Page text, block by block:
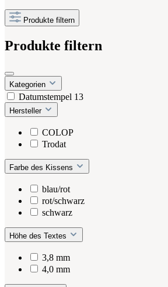
Produkte filtern
Produkte filtern
Kategorien
Datumstempel 13
Hersteller
COLOP
Trodat
Farbe des Kissens
blau/rot
rot/schwarz
schwarz
Höhe des Textes
3,8 mm
4,0 mm